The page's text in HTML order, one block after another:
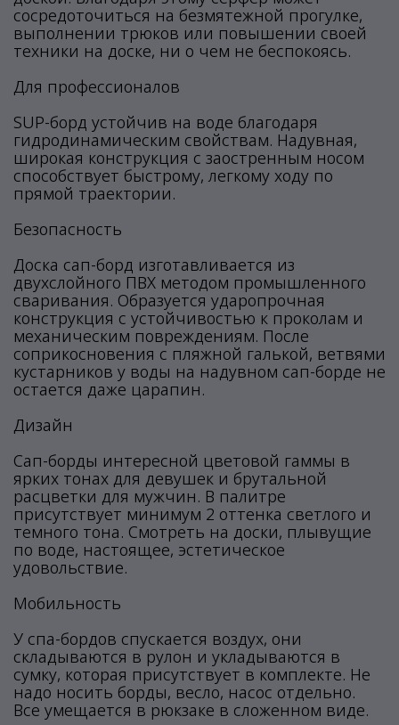
сосредоточиться на безмятежной прогулке,
выполнении трюков или повышении своей
техники на доске, ни о чем не беспокоясь.
Для профессионалов
SUP-борд устойчив на воде благодаря
гидродинамическим свойствам. Надувная,
широкая конструкция с заостренным носом
способствует быстрому, легкому ходу по
прямой траектории.
Безопасность
Доска сап-борд изготавливается из
двухслойного ПВХ методом промышленного
сваривания. Образуется ударопрочная
конструкция с устойчивостью к проколам и
механическим повреждениям. После
соприкосновения с пляжной галькой, ветвями
кустарников у воды на надувном сап-борде не
остается даже царапин.
Дизайн
Сап-борды интересной цветовой гаммы в
ярких тонах для девушек и брутальной
расцветки для мужчин. В палитре
присутствует минимум 2 оттенка светлого и
темного тона. Смотреть на доски, плывущие
по воде, настоящее, эстетическое
удовольствие.
Мобильность
У спа-бордов спускается воздух, они
складываются в рулон и укладываются в
сумку, которая присутствует в комплекте. Не
надо носить борды, весло, насос отдельно.
Все умещается в рюкзаке в сложенном виде.